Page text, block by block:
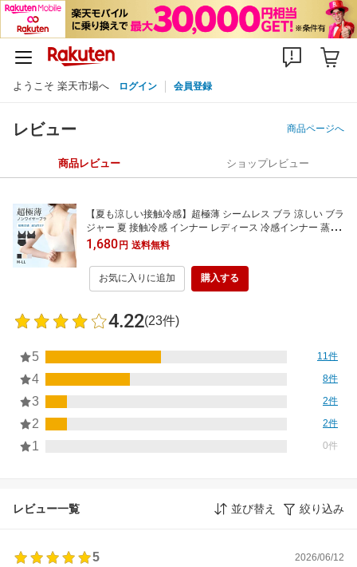
ようこそ 楽天市場へ ログイン 会員登録
レビュー 商品ページへ
商品レビュー ショップレビュー
【夏も涼しい接触冷感】超極薄 シームレス ブラ 涼しい ブラ
ジャー 夏 接触冷感 インナー レディース 冷感インナー 蒸れ
ない 速乾 メッシュ 通気性 ワイヤレスブラ 響かない ブラ ブ
ラジャー 大きいサイズ ナイトブラ ブラトップ ノンワイヤー
ブラ [メール便送料無料][三恵]
1,680円 送料無料
お気に入りに追加 購入する
4.22(23件)
5 11件
4 8件
3 2件
2 2件
1 0件
レビュー一覧 並び替え 絞り込み
5
2026/06/12